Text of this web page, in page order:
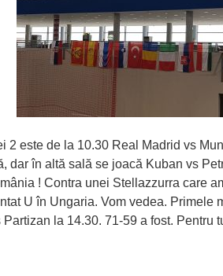
2 este de la 10.30 Real Madrid vs
dar în altă sală se joacă Kuban vs
! Contra unei Stellazzurra care
U în Ungaria. Vom vedea. Primele
la 14.30. 71-59 a fost. Pentru